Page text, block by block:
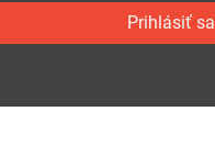
Prihlásiť sa